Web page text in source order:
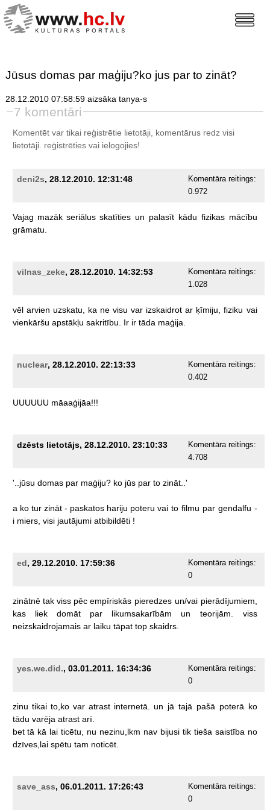
Jūsus domas par maģiju?ko jus par to zināt?
28.12.2010 07:58:59 aizsāka tanya-s
7 komentāri
Komentēt var tikai reģistrētie lietotāji, komentārus redz visi
lietotāji. reģistrētiesvai ielogojies!
deni2s, 28.12.2010. 12:31:48
Komentāra reitings:
0.972
Vajag mazāk seriālus skatīties un palasīt kādu fizikas mācību
grāmatu.
vilnas_zeke, 28.12.2010. 14:32:53
Komentāra reitings:
1.028
vēl arvien uzskatu, ka ne visu var izskaidrot ar ķīmiju, fiziku vai
vienkāršu apstākļu sakritību. Ir ir tāda maģija.
nuclear, 28.12.2010. 22:13:33
Komentāra reitings:
0.402
UUUUUU māaaģijāa!!!
dzēsts lietotājs, 28.12.2010. 23:10:33
Komentāra reitings:
4.708
'..jūsu domas par maģiju? ko jūs par to zināt..'
a ko tur zināt - paskatos hariju poteru vai to filmu par gendalfu -
i miers, visi jautājumi atbibildēti !
ed, 29.12.2010. 17:59:36
Komentāra reitings:
0
zinātnē tak viss pēc empīriskās pieredzes un/vai pierādījumiem,
kas
liek domāt par likumsakarībām un teorijām.
viss
neizskaidrojamais ar laiku tāpat top skaidrs.
yes.we.did., 03.01.2011. 16:34:36
Komentāra reitings:
0
zinu tikai to,ko var atrast internetā. un jā tajā pašā poterā ko
tādu varēja atrast arī.
bet tā kā lai ticētu, nu nezinu,lkm nav bijusi tik tieša saistība no
dzīves,lai spētu tam noticēt.
save_ass, 06.01.2011. 17:26:43
Komentāra reitings:
0